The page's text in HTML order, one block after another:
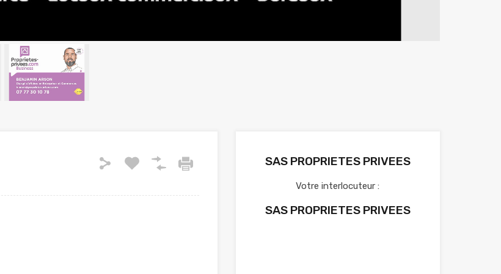
SAS PROPRIETES PRIVEES
Votre interlocuteur :
SAS PROPRIETES PRIVEES